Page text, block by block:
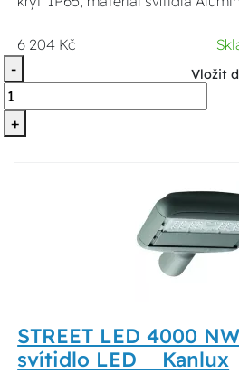
6 204 Kč
-
+
Vložit
STREET LED 4000
svítidlo LED Kanlux